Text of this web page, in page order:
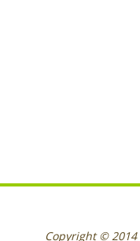
Copyright © 2014